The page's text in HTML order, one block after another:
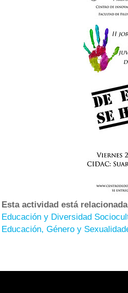
Esta actividad está
Educación y Diversidad
Educación, Género y